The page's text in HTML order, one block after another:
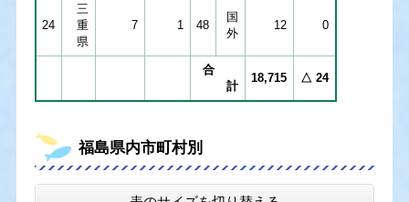
24
三
重
県
7 1 48
国
外
12 0
合
計
18,715 △ 24
福島県内市町村別